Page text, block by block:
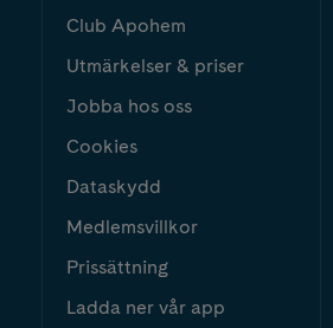
Club Apohem
Utmärkelser & priser
Jobba hos oss
Cookies
Dataskydd
Medlemsvillkor
Prissättning
Ladda ner vår app